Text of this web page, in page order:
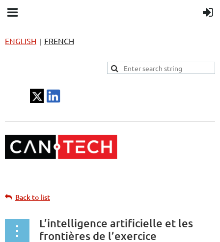
ENGLISH | FRENCH
Back to list
L’intelligence artificielle et les
frontières de l’exercice